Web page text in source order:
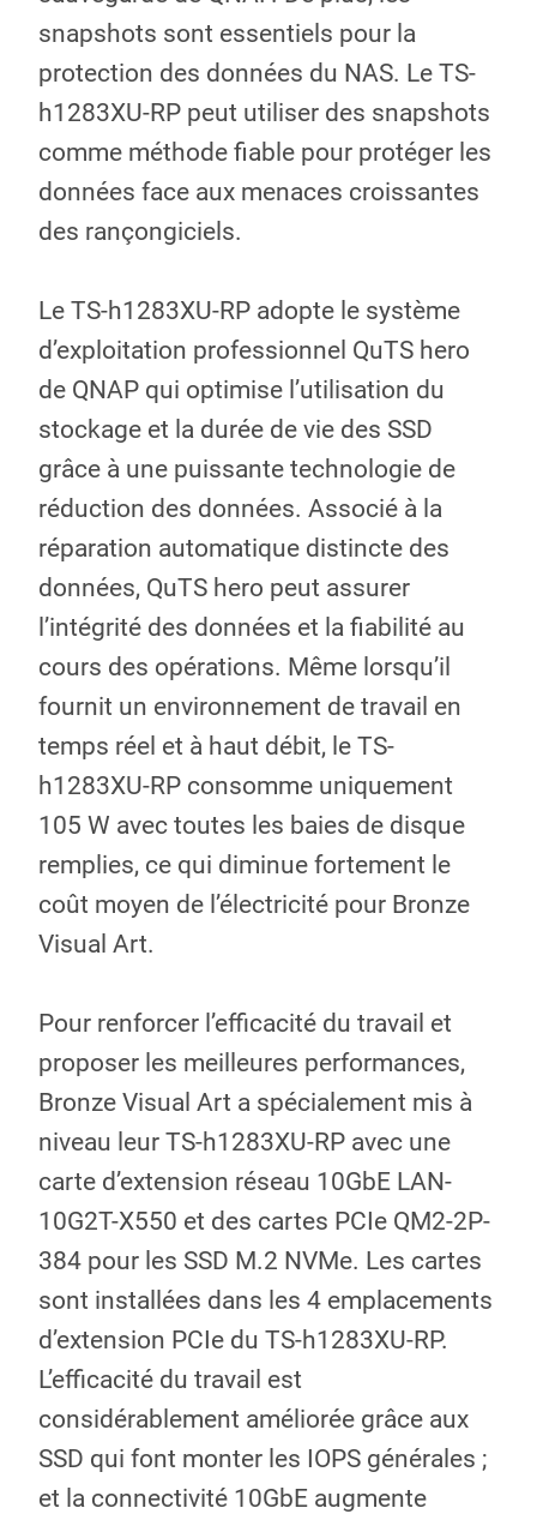
snapshots sont essentiels pour la
protection des données du NAS. Le TS-
h1283XU-RP peut utiliser des snapshots
comme méthode fiable pour protéger les
données face aux menaces croissantes
des rançongiciels.
Le TS-h1283XU-RP adopte le système
d’exploitation professionnel QuTS hero
de QNAP qui optimise l’utilisation du
stockage et la durée de vie des SSD
grâce à une puissante technologie de
réduction des données. Associé à la
réparation automatique distincte des
données, QuTS hero peut assurer
l’intégrité des données et la fiabilité au
cours des opérations. Même lorsqu’il
fournit un environnement de travail en
temps réel et à haut débit, le TS-
h1283XU-RP consomme uniquement
105 W avec toutes les baies de disque
remplies, ce qui diminue fortement le
coût moyen de l’électricité pour Bronze
Visual Art.
Pour renforcer l’efficacité du travail et
proposer les meilleures performances,
Bronze Visual Art a spécialement mis à
niveau leur TS-h1283XU-RP avec une
carte d’extension réseau 10GbE LAN-
10G2T-X550 et des cartes PCIe QM2-2P-
384 pour les SSD M.2 NVMe. Les cartes
sont installées dans les 4 emplacements
d’extension PCIe du TS-h1283XU-RP.
L’efficacité du travail est
considérablement améliorée grâce aux
SSD qui font monter les IOPS générales ;
et la connectivité 10GbE augmente